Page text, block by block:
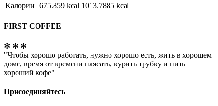
Калории
675.859 kcal 1013.7885 kcal
FIRST COFFEE
✻ ✻ ✻
"Чтобы хорошо работать, нужно хорошо есть, жить в хорошем
доме, время от времени плясать, курить трубку и пить
хороший кофе"
Присоединяйтесь